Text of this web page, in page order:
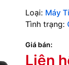
Loại: Máy
Tình trạng:
Giá bán:
Liên